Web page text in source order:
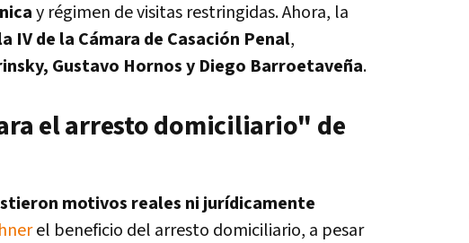
y régimen de visitas restringidas. Ahora, la
IV de la Cámara de Casación Penal,
Gustavo Hornos y Diego Barroetaveña.
el arresto domiciliario" de
motivos reales ni jurídicamente
el beneficio del arresto domiciliario, a pesar